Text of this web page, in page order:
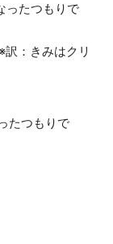
ったつもりで
訳：きみはクリ
たつもりで